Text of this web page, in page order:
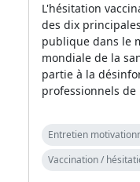
L'hésitation
des dix
publique dans le
mondiale de la
partie à la
professionnels
Entretien
Vaccination /